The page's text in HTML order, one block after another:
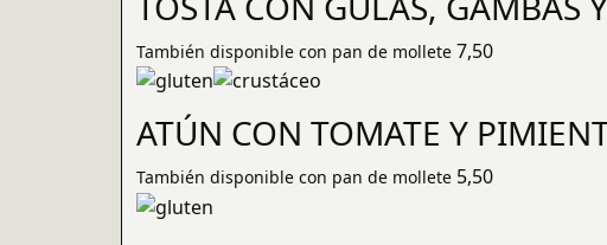
También disponible con pan de mollete 7,50
ATÚN CON TOMATE Y
También disponible con pan de mollete 5,50